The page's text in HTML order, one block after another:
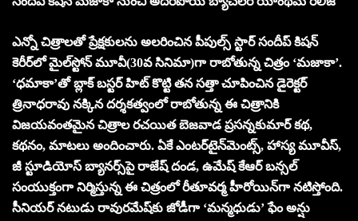
ఎన్నో చిత్రాలతో ప్రేక్షకులను అలరించిన పీపుల్స్ స్టార్ సందీప్ కిషన్
కెరీర్‌లో మైల్‌స్టోన్ మూవీ(30వ సినిమా)గా రాబోతున్న చిత్రం ‘మజాకా’.
‘ధమాకా’తో బ్లాక్ బస్టర్ హిట్ కొట్టి తన సత్తా చూపించిన డైరెక్టర్
త్రినాధరావు నక్కిన దర్శకత్వంలో రాబోతున్న ఈ చిత్రానికి
విజయవంతమైన చిత్రాల రచయిత బెజవాడ ప్రసన్నకుమార్ కథ,
కథనం, మాటలు అందించారు. ఏకే ఎంటర్‌టైన్‌మెంట్స్, హాస్య మూవీస్,
జీ స్టూడియోస్ బ్యానర్స్‌పై రాజేష్ దండ, ఉమేష్ కేఆర్ బన్సల్
సంయుక్తంగా నిర్మిస్తున్న ఈ చిత్రంలో రీతూవర్మ హీరోయిన్‌గా నటిస్తోంది.
సీనియర్ నటుడు రావురమేష్‌కు జోడీగా ‘మన్మధుడు’ ఫేం అన్షు